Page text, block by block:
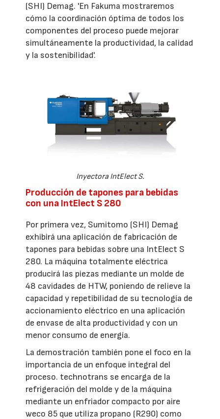
(SHI) Demag. 'En Fakuma mostraremos
cómo la coordinación óptima de todos los
componentes del proceso puede mejorar
simultáneamente la productividad, la calidad
y la sostenibilidad'.
Inyectora IntElect S.
Producción de tapones para bebidas
con una IntElect S 280
Por primera vez, Sumitomo (SHI) Demag
exhibirá una aplicación de fabricación de
tapones para bebidas sobre una IntElect S
280. La máquina totalmente eléctrica
producirá las piezas mediante un molde de
48 cavidades de HTW, poniendo de relieve la
capacidad y repetibilidad de su tecnología de
accionamiento eléctrico en una aplicación
de envase de alta productividad y con un
menor consumo de energía.
La demostración también pone el foco en la
importancia de un enfoque integral del
proceso. technotrans se encarga de la
refrigeración del molde y de la máquina
mediante un enfriador compacto por aire
weco 85 que utiliza propano (R290) como